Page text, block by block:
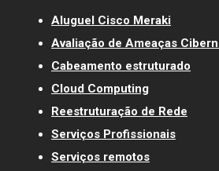
Aluguel Cisco Meraki
Avaliação de Ameaças
Cabeamento estruturado
Cloud Computing
Reestruturação de Rede
Serviços Profissionais
Serviços remotos